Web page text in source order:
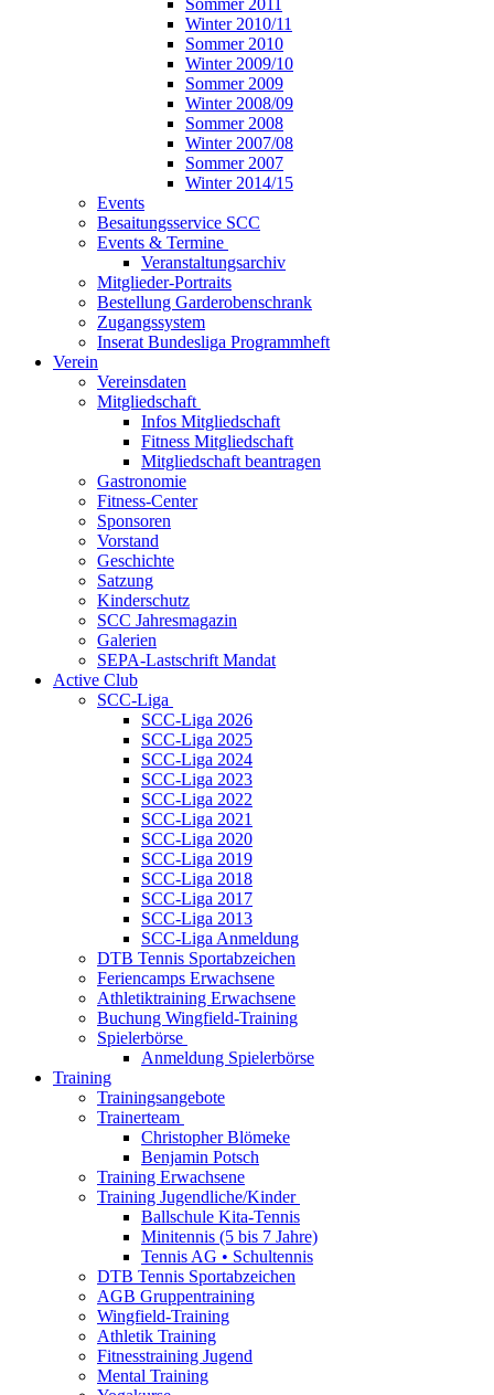
Sommer 2011
Winter 2010/11
Sommer 2010
Winter 2009/10
Sommer 2009
Winter 2008/09
Sommer 2008
Winter 2007/08
Sommer 2007
Winter 2014/15
Events
Besaitungsservice SCC
Events & Termine
Veranstaltungsarchiv
Mitglieder-Portraits
Bestellung Garderobenschrank
Zugangssystem
Inserat Bundesliga Programmheft
Verein
Vereinsdaten
Mitgliedschaft
Infos Mitgliedschaft
Fitness Mitgliedschaft
Mitgliedschaft beantragen
Gastronomie
Fitness-Center
Sponsoren
Vorstand
Geschichte
Satzung
Kinderschutz
SCC Jahresmagazin
Galerien
SEPA-Lastschrift Mandat
Active Club
SCC-Liga
SCC-Liga 2026
SCC-Liga 2025
SCC-Liga 2024
SCC-Liga 2023
SCC-Liga 2022
SCC-Liga 2021
SCC-Liga 2020
SCC-Liga 2019
SCC-Liga 2018
SCC-Liga 2017
SCC-Liga 2013
SCC-Liga Anmeldung
DTB Tennis Sportabzeichen
Feriencamps Erwachsene
Athletiktraining Erwachsene
Buchung Wingfield-Training
Spielerbörse
Anmeldung Spielerbörse
Training
Trainingsangebote
Trainerteam
Christopher Blömeke
Benjamin Potsch
Training Erwachsene
Training Jugendliche/Kinder
Ballschule Kita-Tennis
Minitennis (5 bis 7 Jahre)
Tennis AG • Schultennis
DTB Tennis Sportabzeichen
AGB Gruppentraining
Wingfield-Training
Athletik Training
Fitnesstraining Jugend
Mental Training